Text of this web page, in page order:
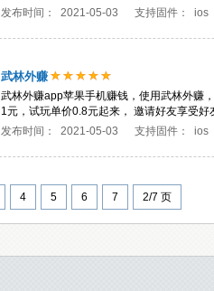
发布时间： 2021-05-03 支持固件： ios
武林外赚
武林外赚app苹果手机赚钱，使用武林外赚
1元，试玩单价0.8元起来， 邀请好友享受好
发布时间： 2021-05-03 支持固件： ios
4 5 6 7 2/7 页